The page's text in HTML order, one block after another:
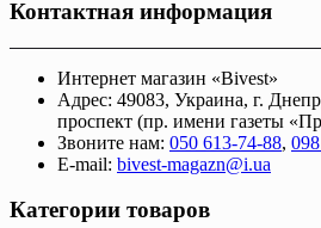
Контактная информация
Интернет магазин «Bivest»
Адрес: 49083, Украина, г.
проспект (пр. имени газеты
Звоните нам: 050 613-74-88,
E-mail: bivest-magazn@i.ua
Категории товаров